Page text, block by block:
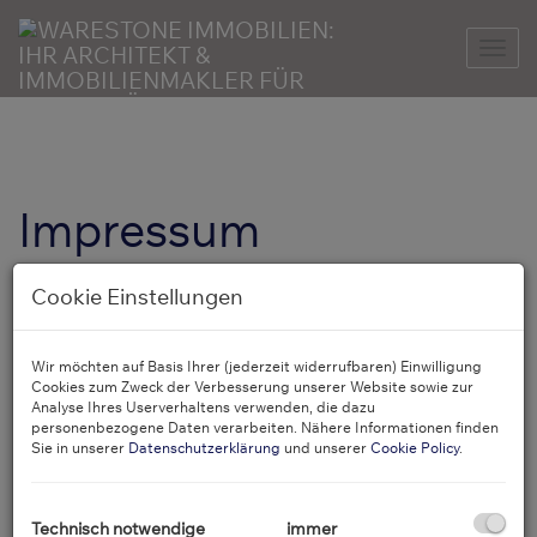
Impressum
Warestone Immobilien GmbH
Tel.: 0664 118 1889
Mail: office@warestone.at
Firmendaten
Firmenbuchnummer: 615111 a
Cookie Einstellungen
Wir möchten auf Basis Ihrer (jederzeit widerrufbaren) Einwilligung
Cookies zum Zweck der Verbesserung unserer Website sowie zur
Analyse Ihres Userverhaltens verwenden, die dazu
personenbezogene Daten verarbeiten. Nähere Informationen finden
Sie in unserer Datenschutzerklärung und unserer Cookie Policy.
Technisch notwendige
immer